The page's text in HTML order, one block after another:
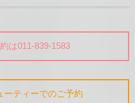
は011-839-1583
ーティーでのご予約